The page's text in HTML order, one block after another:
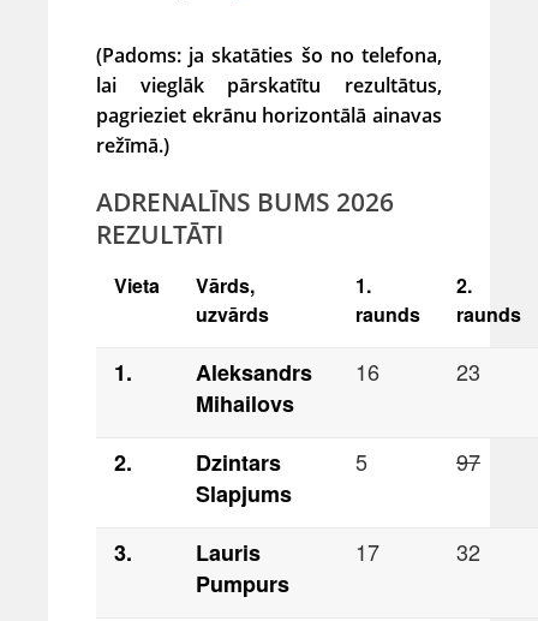
(Padoms: ja skatāties šo no telefona,
lai vieglāk pārskatītu rezultātus,
pagrieziet ekrānu horizontālā ainavas
režīmā.)
ADRENALĪNS BUMS 2026
REZULTĀTI
Vieta
Vārds,
uzvārds
1.
raunds
2.
raunds
1.
Aleksandrs
Mihailovs
16 23
2.
Dzintars
Slapjums
5 97
3.
Lauris
Pumpurs
17 32